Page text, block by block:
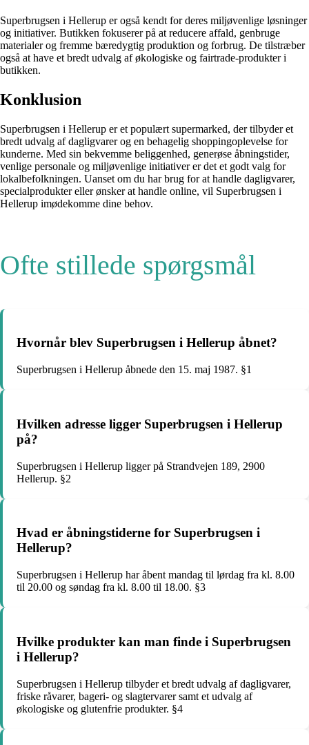
Superbrugsen i Hellerup er også kendt for deres miljøvenlige løsninger
og initiativer. Butikken fokuserer på at reducere affald, genbruge
materialer og fremme bæredygtig produktion og forbrug. De tilstræber
også at have et bredt udvalg af økologiske og fairtrade-produkter i
butikken.
Konklusion
Superbrugsen i Hellerup er et populært supermarked, der tilbyder et
bredt udvalg af dagligvarer og en behagelig shoppingoplevelse for
kunderne. Med sin bekvemme beliggenhed, generøse åbningstider,
venlige personale og miljøvenlige initiativer er det et godt valg for
lokalbefolkningen. Uanset om du har brug for at handle dagligvarer,
specialprodukter eller ønsker at handle online, vil Superbrugsen i
Hellerup imødekomme dine behov.
Ofte stillede spørgsmål
Hvornår blev Superbrugsen i Hellerup åbnet?
Superbrugsen i Hellerup åbnede den 15. maj 1987. §1
Hvilken adresse ligger Superbrugsen i Hellerup
på?
Superbrugsen i Hellerup ligger på Strandvejen 189, 2900
Hellerup. §2
Hvad er åbningstiderne for Superbrugsen i
Hellerup?
Superbrugsen i Hellerup har åbent mandag til lørdag fra kl. 8.00
til 20.00 og søndag fra kl. 8.00 til 18.00. §3
Hvilke produkter kan man finde i Superbrugsen
i Hellerup?
Superbrugsen i Hellerup tilbyder et bredt udvalg af dagligvarer,
friske råvarer, bageri- og slagtervarer samt et udvalg af
økologiske og glutenfrie produkter. §4